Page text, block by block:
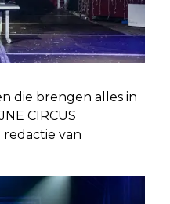
die brengen alles in
CIRCUS
redactie van